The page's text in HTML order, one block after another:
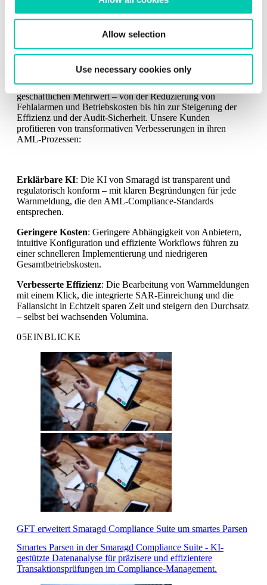
process personal data inGFT Privacy Notice
You can at any time change or withdraw your consent
from theCookie Declaration.
Allow selection
Use necessary cookies only
einer schnelleren Implementierung und niedrigeren
Gesamtbetriebskosten.
: Die Bearbeitung von Warnmeldungen
Fallansicht in Echtzeit sparen Zeit und steigern den Durchsatz
– selbst bei wachsenden Volumina.
Smaragds Transaktionsmonitoring bietet einen klaren
geschäftlichen Mehrwert – von der Reduzierung von
Fehlalarmen und Betriebskosten bis hin zur Steigerung der
Effizienz und der Audit-Sicherheit. Unsere Kunden
profitieren von transformativen Verbesserungen in ihren
AML-Prozessen:
Erklärbare KI: Die KI von Smaragd ist transparent und
regulatorisch konform – mit klaren Begründungen für jede
Warnmeldung, die den AML-Compliance-Standards
entsprechen.
Geringere Kosten: Geringere Abhängigkeit von Anbietern,
intuitive Konfiguration und effiziente Workflows führen zu
einer schnelleren Implementierung und niedrigeren
Gesamtbetriebskosten.
Verbesserte Effizienz: Die Bearbeitung von Warnmeldungen
mit einem Klick, die integrierte SAR-Einreichung und die
Fallansicht in Echtzeit sparen Zeit und steigern den Durchsatz
– selbst bei wachsenden Volumina.
05EINBLICKE
GFT erweitert Smaragd Compliance Suite um smartes Parsen
Smartes Parsen in der Smaragd Compliance Suite - KI-
gestützte Datenanalyse für präzisere und effizientere
Transaktionsprüfungen im Compliance-Management.